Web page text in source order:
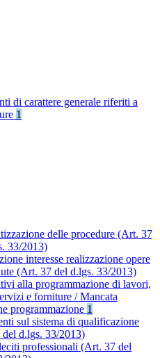
di carattere generale riferiti a
1
delle procedure (Art. 37
33/2013)
interesse realizzazione opere
(Art. 37 del d.lgs. 33/2013)
alla programmazione di lavori,
e forniture / Mancata
programmazione 1
sul sistema di qualificazione
d.lgs. 33/2013)
professionali (Art. 37 del